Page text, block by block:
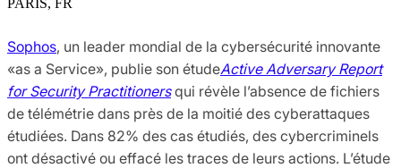
Sophos, un leader mondial de la cybersécurité innovante
«as a Service», publie son étudeActive Adversary Report
for Security Practitionersqui révèle l’absence de fichiers
de télémétrie dans près de la moitié des cyberattaques
étudiées. Dans 82% des cas étudiés, des cybercriminels
ont désactivé ou effacé les traces de leurs actions. L’étude